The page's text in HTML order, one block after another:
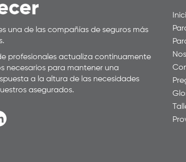
una de las compañías de seguros más
profesionales actualiza continuamente
necesarios para mantener una
a la altura de las necesidades
asegurados.